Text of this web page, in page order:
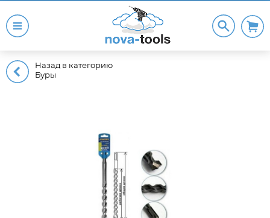
Назад в категорию
Буры